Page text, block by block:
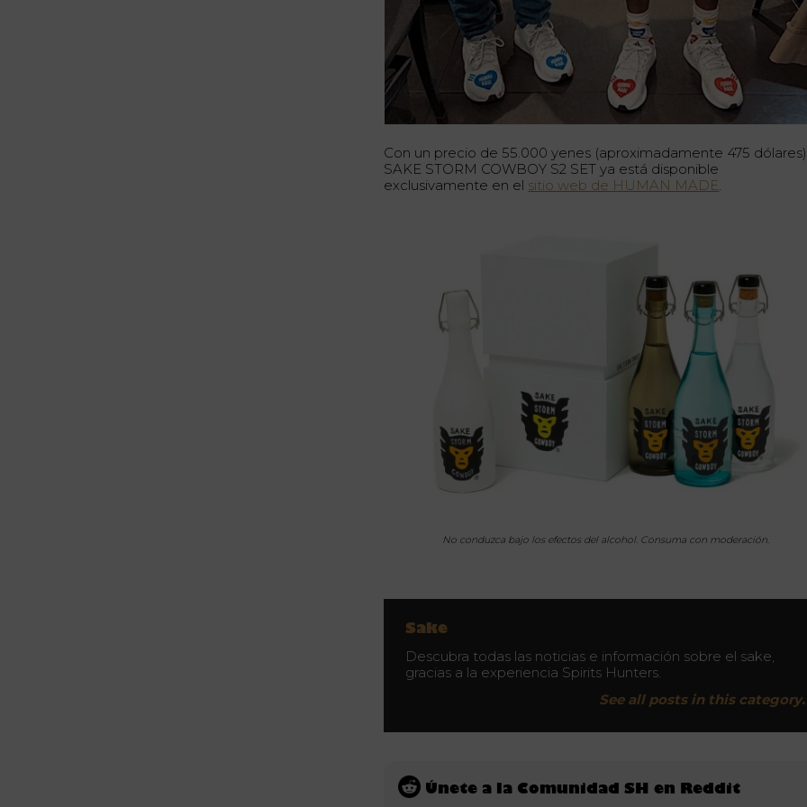
Con un precio de 55.000 yenes (aproximadamente 475
SAKE STORM COWBOY S2 SET ya está disponible
exclusivamente en el sitio web de HUMAN MADE.
No conduzca bajo los efectos del alcohol. Consuma con moderación.
Sake
Descubra todas las noticias e información sobre el sake,
gracias a la experiencia Spirits Hunters.
See all posts in this category.
Únete a la Comunidad SH en Reddit